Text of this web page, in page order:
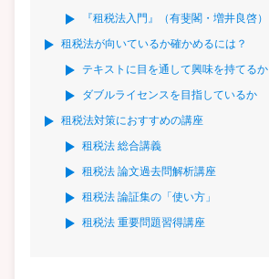
『租税法入門』（有斐閣・増井良啓）
租税法が向いているか確かめるには？
テキストに目を通して興味を持てるか
ダブルライセンスを目指しているか
租税法対策におすすめの講座
租税法 総合講義
租税法 論文過去問解析講座
租税法 論証集の「使い方」
租税法 重要問題習得講座